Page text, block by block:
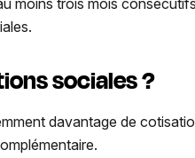
sociales ?
davantage de